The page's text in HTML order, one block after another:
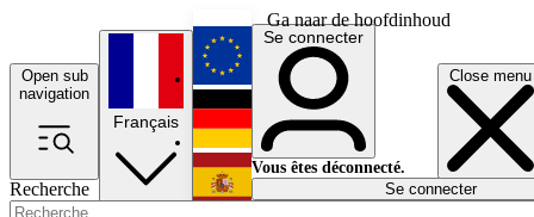
Ga naar de hoofdinhoud
Open sub
navigation
Close menu
Recherche
Français
English
Deutsch
Español
Se connecter
Vous êtes déconnecté.
Se connecter